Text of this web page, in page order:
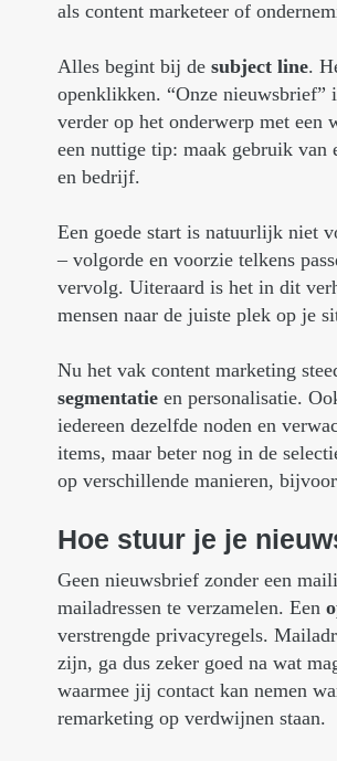
als content marketeer of
Alles begint bij de subject line.
openklikken. “Onze nieuwsbrief”
verder op het onderwerp met een
een nuttige tip: maak gebruik van
en bedrijf.
Een goede start is natuurlijk niet
– volgorde en voorzie telkens
vervolg. Uiteraard is het in dit
mensen naar de juiste plek op je
Nu het vak content marketing
segmentatie en personalisatie.
iedereen dezelfde noden en
items, maar beter nog in de
op verschillende manieren,
Hoe stuur je je
Geen nieuwsbrief zonder een
mailadressen te verzamelen. Een
verstrengde privacyregels.
zijn, ga dus zeker goed na wat
waarmee jij contact kan nemen
remarketing op verdwijnen staan.